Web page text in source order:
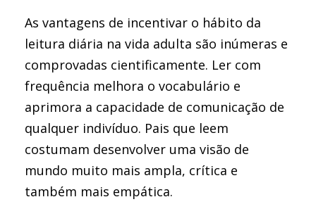
As vantagens de incentivar o hábito da
leitura diária na vida adulta são inúmeras e
comprovadas cientificamente. Ler com
frequência melhora o vocabulário e
aprimora a capacidade de comunicação de
qualquer indivíduo. Pais que leem
costumam desenvolver uma visão de
mundo muito mais ampla, crítica e
também mais empática.